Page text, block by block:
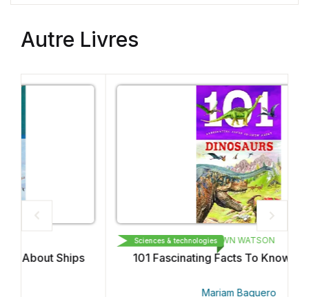
Autre Livres
BROWN WATSON
101 Fascinating Facts To Know Dinosaurs
Sciences & technologies